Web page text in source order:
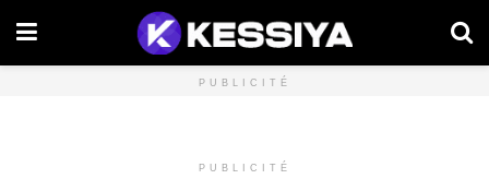
PUBLICITÉ
PUBLICITÉ